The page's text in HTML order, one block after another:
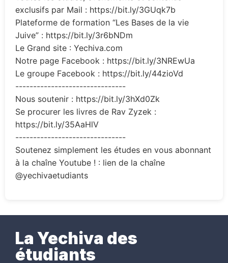
exclusifs par Mail : https://bit.ly/3GUqk7b
Plateforme de formation “Les Bases de la vie
Juive” : https://bit.ly/3r6bNDm
Le Grand site : Yechiva.com
Notre page Facebook : https://bit.ly/3NREwUa
Le groupe Facebook : https://bit.ly/44zioVd
-------------------------------
Nous soutenir : https://bit.ly/3hXd0Zk
Se procurer les livres de Rav Zyzek :
https://bit.ly/35AaHlV
-------------------------------
Soutenez simplement les études en vous abonnant
à la chaîne Youtube ! : lien de la chaîne
@yechivaetudiants
La Yechiva des
étudiants